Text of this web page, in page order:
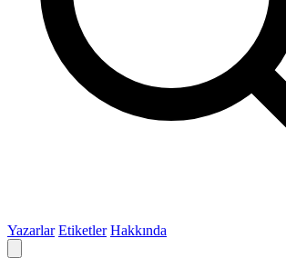
Yazarlar Etiketler Hakkında